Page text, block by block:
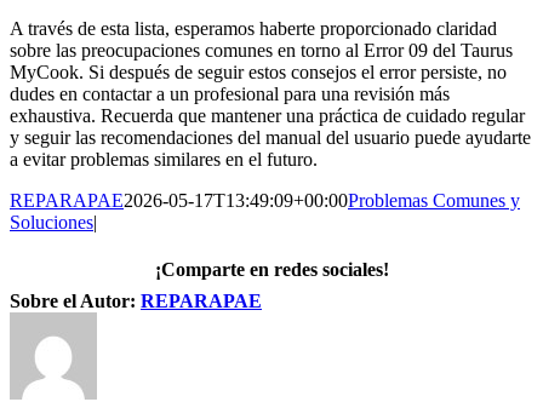
A través de esta lista, esperamos haberte proporcionado claridad
sobre las preocupaciones comunes en torno al Error 09 del Taurus
MyCook. Si después de seguir estos consejos el error persiste, no
dudes en contactar a un profesional para una revisión más
exhaustiva. Recuerda que mantener una práctica de cuidado regular
y seguir las recomendaciones del manual del usuario puede ayudarte
a evitar problemas similares en el futuro.
REPARAPAE2026-05-17T13:49:09+00:00Problemas Comunes y
Soluciones|
¡Comparte en redes sociales!
Facebook
X
LinkedIn
WhatsApp
Pinterest
Correo
Sobre el Autor: REPARAPAE